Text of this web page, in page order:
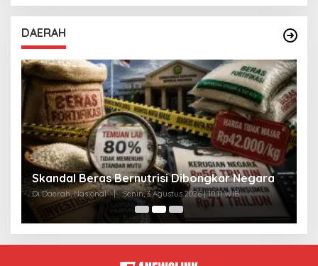
DAERAH
Skandal Beras Bernutrisi Dibongkar Negara
Di Daerah, Nasional | Senin, 3 Agustus 2026 | 10:11 WIB